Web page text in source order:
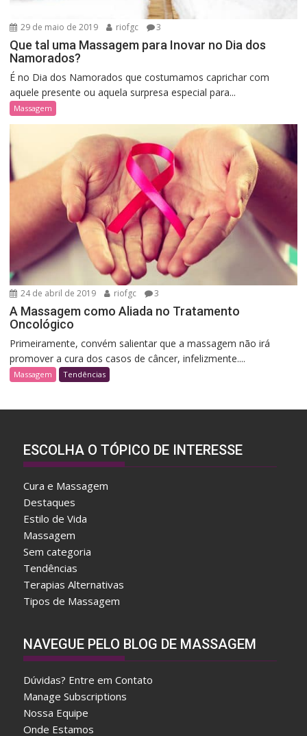
29 de maio de 2019 riofgc 3
Que tal uma Massagem para Inovar no Dia dos
Namorados?
É no Dia dos Namorados que costumamos caprichar com
aquele presente ou aquela surpresa especial para...
Massagem
24 de abril de 2019 riofgc 3
A Massagem como Aliada no Tratamento
Oncológico
Primeiramente, convém salientar que a massagem não irá
promover a cura dos casos de câncer, infelizmente....
Massagem Tendências
ESCOLHA O TÓPICO DE INTERESSE
Cura e Massagem
Destaques
Estilo de Vida
Massagem
Sem categoria
Tendências
Terapias Alternativas
Tipos de Massagem
f
t
e
r
w
a
NAVEGUE PELO BLOG DE MASSAGEM
Dúvidas? Entre em Contato
Manage Subscriptions
Nossa Equipe
Onde Estamos